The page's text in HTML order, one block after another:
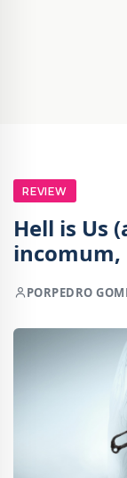
REVIEW
Hell is Us
incomum,
PORPEDRO